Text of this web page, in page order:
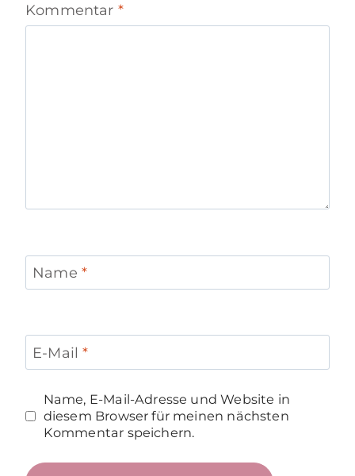
Kommentar *
Name *
E-Mail*
Name, E-Mail-Adresse und Website in
diesem Browser für meinen nächsten
Kommentar speichern.